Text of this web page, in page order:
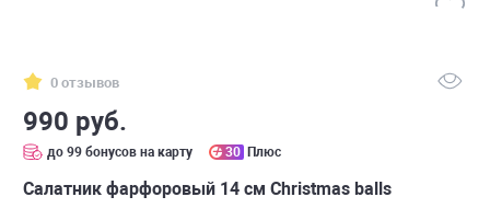
0 отзывов
990 руб.
до 99 бонусов на карту 30 Плюс
Салатник фарфоровый 14 см Christmas balls